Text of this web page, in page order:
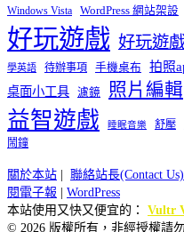
Windows Vista WordPress 網站架設
好玩遊戲 好玩遊
學英語 待辦事項 手機桌布 拍照
桌面小工具 濾鏡 照片編輯
益智遊戲 睡眠音樂 舒壓
鬧鐘
關於本站 | 聯絡站長(Contact Us)
閱電子報 | WordPress
本站使用又快又便宜的： Vultr
© 2026 版權所有，非經授權請